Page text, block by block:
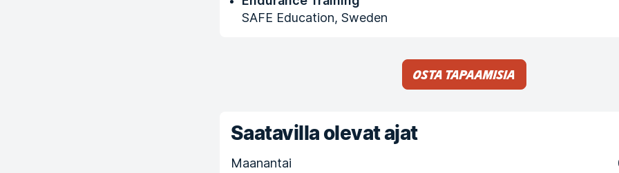
SAFE Education, Sweden
Osta tapaamisia
Saatavilla olevat ajat
Maanantai